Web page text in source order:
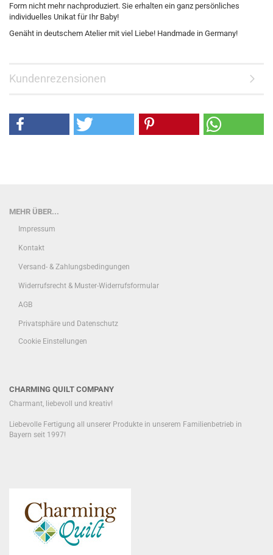
Form nicht mehr nachproduziert. Sie erhalten ein ganz persönliches
individuelles Unikat für Ihr Baby!
Genäht in deutschem Atelier mit viel Liebe! Handmade in Germany!
Kundenrezensionen
MEHR ÜBER...
Impressum
Kontakt
Versand- & Zahlungsbedingungen
Widerrufsrecht & Muster-Widerrufsformular
AGB
Privatsphäre und Datenschutz
Cookie Einstellungen
CHARMING QUILT COMPANY
Charmant, liebevoll und kreativ!
Liebevolle Fertigung all unserer Produkte in unserem Familienbetrieb in
Bayern seit 1997!